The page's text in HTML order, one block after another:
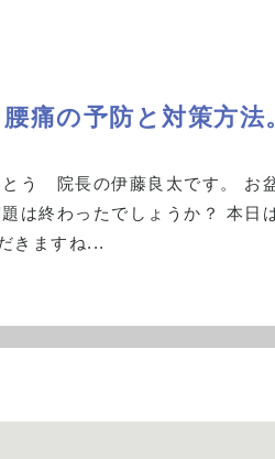
痛の予防と対策方法
う 院長の伊藤良太です。 お
は終わったでしょうか？ 本日
きますね...